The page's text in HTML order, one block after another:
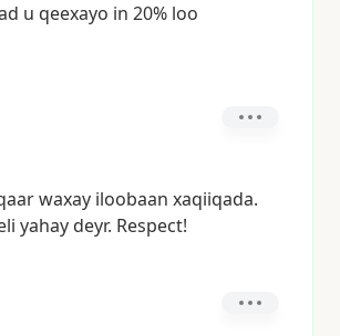
u qeexayo in 20% loo
waxay iloobaan xaqiiqada.
yahay deyr. Respect!